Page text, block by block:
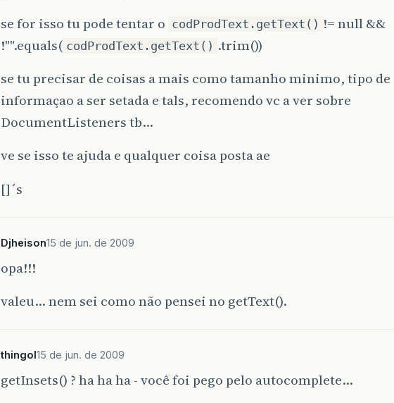
se for isso tu pode tentar o codProdText.getText() != null &&
!"".equals( codProdText.getText() .trim())
se tu precisar de coisas a mais como tamanho minimo, tipo de
informaçao a ser setada e tals, recomendo vc a ver sobre
DocumentListeners tb…
ve se isso te ajuda e qualquer coisa posta ae
[]´s
Djheison15 de jun. de 2009
opa!!!
valeu… nem sei como não pensei no getText().
thingol15 de jun. de 2009
getInsets() ? ha ha ha - você foi pego pelo autocomplete…